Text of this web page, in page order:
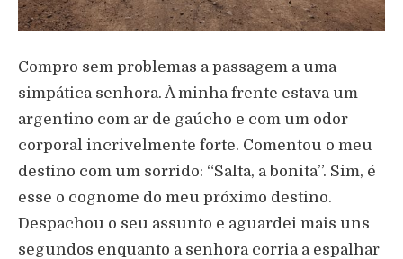
Compro sem problemas a passagem a uma
simpática senhora. À minha frente estava um
argentino com ar de gaúcho e com um odor
corporal incrivelmente forte. Comentou o meu
destino com um sorrido: “Salta, a bonita”. Sim, é
esse o cognome do meu próximo destino.
Despachou o seu assunto e aguardei mais uns
segundos enquanto a senhora corria a espalhar